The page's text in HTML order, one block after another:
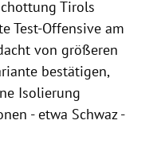
Tirols
Test-Offensive am
von größeren
bestätigen,
Isolierung
- etwa Schwaz -